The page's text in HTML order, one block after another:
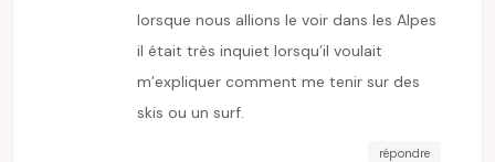
lorsque nous allions le voir dans les Alpes
il était très inquiet lorsqu’il voulait
m’expliquer comment me tenir sur des
skis ou un surf.
répondre